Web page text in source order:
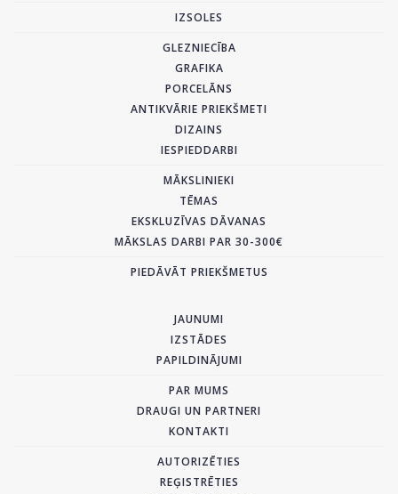
IZSOLES
GLEZNIECĪBA
GRAFIKA
PORCELĀNS
ANTIKVĀRIE PRIEKŠMETI
DIZAINS
IESPIEDDARBI
MĀKSLINIEKI
TĒMAS
EKSKLUZĪVAS DĀVANAS
MĀKSLAS DARBI PAR 30-300€
PIEDĀVĀT PRIEKŠMETUS
JAUNUMI
IZSTĀDES
PAPILDINĀJUMI
PAR MUMS
DRAUGI UN PARTNERI
KONTAKTI
AUTORIZĒTIES
REĢISTRĒTIES